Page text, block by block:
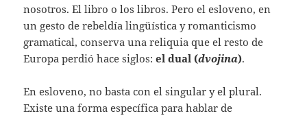
nosotros. El libro o los libros. Pero el esloveno, en
un gesto de rebeldía lingüística y romanticismo
gramatical, conserva una reliquia que el resto de
Europa perdió hace siglos:el dual (dvojina).
En esloveno, no basta con el singular y el plural.
Existe una forma específica para hablar de